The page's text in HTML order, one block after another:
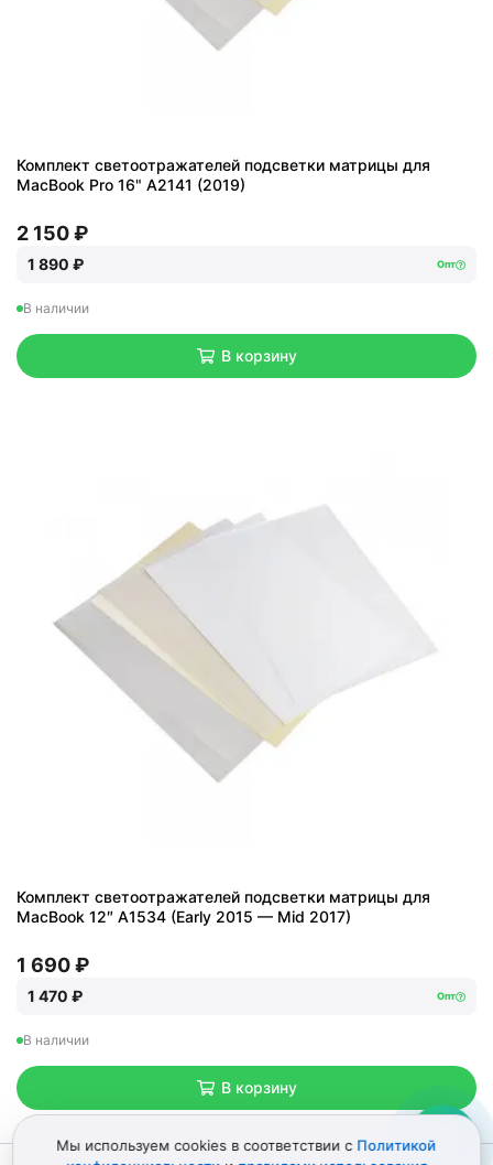
Комплект светоотражателей подсветки матрицы для
MacBook Pro 16" A2141 (2019)
2 150 ₽
1 890 ₽ Опт
В наличии
В корзину
Комплект светоотражателей подсветки матрицы для
MacBook 12″ A1534 (Early 2015 — Mid 2017)
1 690 ₽
1 470 ₽ Опт
В наличии
В корзину
Мы используем cookies в соответствии с Политикой